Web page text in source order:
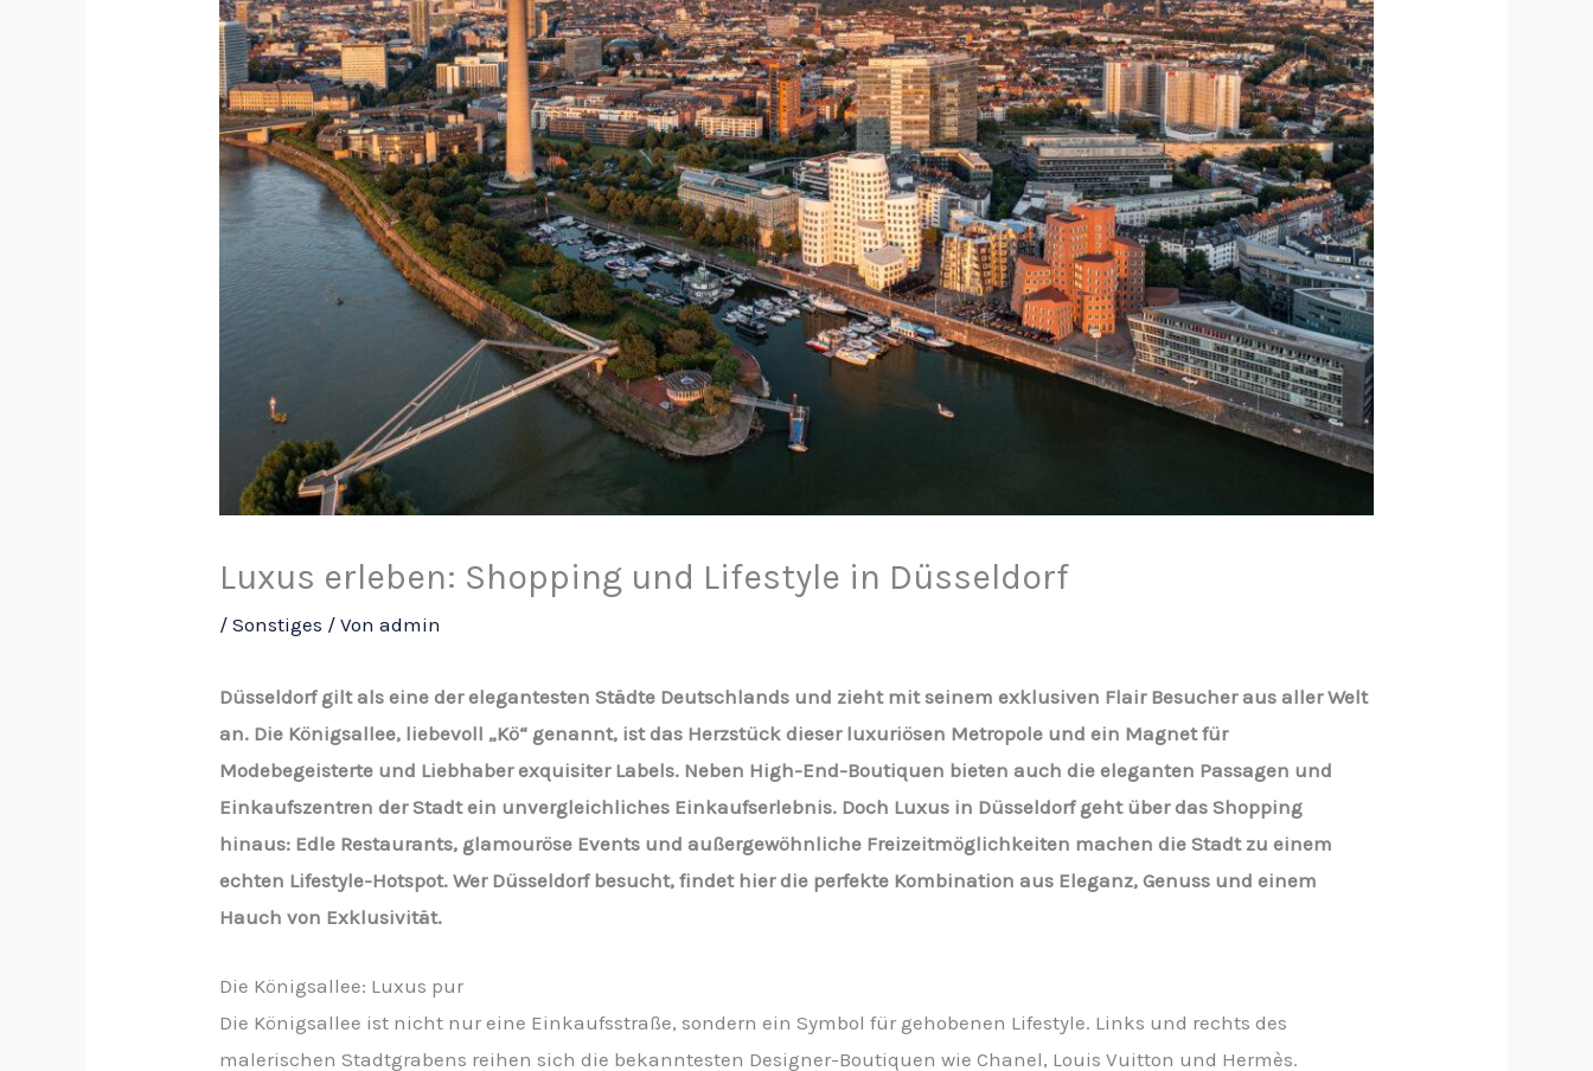
Luxus erleben: Shopping und Lifestyle in Düsseldorf
/Sonstiges / Vonadmin
Düsseldorf gilt als eine der elegantesten Städte Deutschlands und zieht mit seinem exklusiven Flair Besucher aus aller Welt
an. Die Königsallee, liebevoll „Kö“ genannt, ist das Herzstück dieser luxuriösen Metropole und ein Magnet für
Modebegeisterte und Liebhaber exquisiter Labels. Neben High-End-Boutiquen bieten auch die eleganten Passagen und
Einkaufszentren der Stadt ein unvergleichliches Einkaufserlebnis. Doch Luxus in Düsseldorf geht über das Shopping
hinaus: Edle Restaurants, glamouröse Events und außergewöhnliche Freizeitmöglichkeiten machen die Stadt zu einem
echten Lifestyle-Hotspot. Wer Düsseldorf besucht, findet hier die perfekte Kombination aus Eleganz, Genuss und einem
Hauch von Exklusivität.
Die Königsallee: Luxus pur
Die Königsallee ist nicht nur eine Einkaufsstraße, sondern ein Symbol für gehobenen Lifestyle. Links und rechts des
malerischen Stadtgrabens reihen sich die bekanntesten Designer-Boutiquen wie Chanel, Louis Vuitton und Hermès.